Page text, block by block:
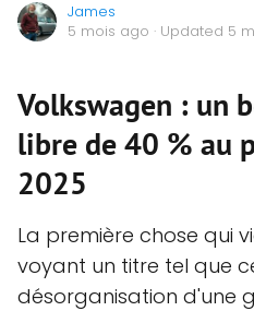
James
5 mois ago · Updated 5
Volkswagen : un
libre de 40 % au
2025
La première chose qui
voyant un titre tel que
désorganisation d'une